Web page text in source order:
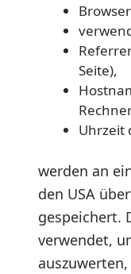
Seite),
Uhrzeit
werden an
den USA
gespeichert.
verwendet,